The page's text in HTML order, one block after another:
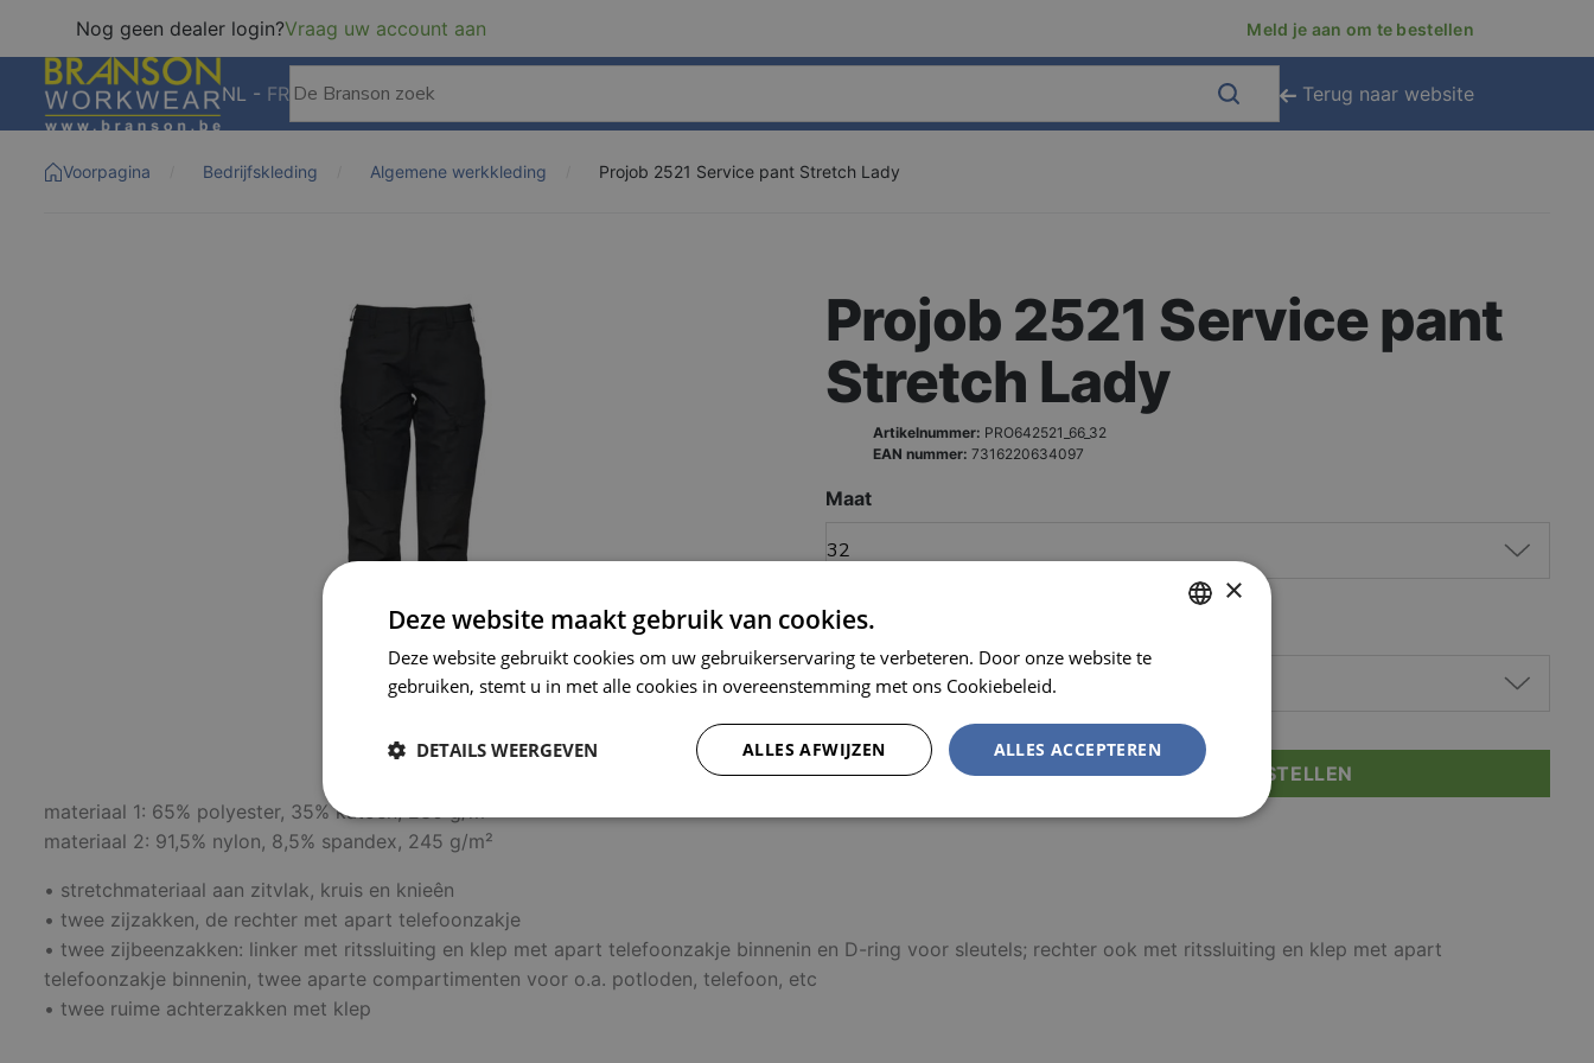
Nog geen dealer login?Vraag uw account aan Meld je aan om te bestellen
NL - FR Terug naar website
Voorpagina Bedrijfskleding Algemene werkkleding Projob 2521 Service pant Stretch Lady
Projob 2521 Service pant
Stretch Lady
Artikelnummer: PRO642521_66_32
EAN nummer: 7316220634097
Maat
Kleur
MELD JE AAN OM TE BESTELLEN
materiaal 1: 65% polyester, 35% katoen, 230 g/m²
materiaal 2: 91,5% nylon, 8,5% spandex, 245 g/m²
• stretchmateriaal aan zitvlak, kruis en knieên
• twee zijzakken, de rechter met apart telefoonzakje
• twee zijbeenzakken: linker met ritssluiting en klep met apart telefoonzakje binnenin en D-ring voor sleutels; rechter ook met ritssluiting en klep met apart
telefoonzakje binnenin, twee aparte compartimenten voor o.a. potloden, telefoon, etc
• twee ruime achterzakken met klep
×
Deze website maakt gebruik van cookies.
Deze website gebruikt cookies om uw gebruikerservaring te verbeteren. Door onze website te
gebruiken, stemt u in met alle cookies in overeenstemming met ons Cookiebeleid.
ALLES ACCEPTEREN
ALLES AFWIJZEN
DETAILS WEERGEVEN
Strikt
noodzakelijk
Prestatie Targeting Functioneel
Niet-